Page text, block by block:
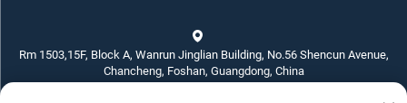
Rm 1503,15F, Block A, Wanrun Jinglian Building, No.56 Shencun Avenue,
Chancheng, Foshan, Guangdong, China